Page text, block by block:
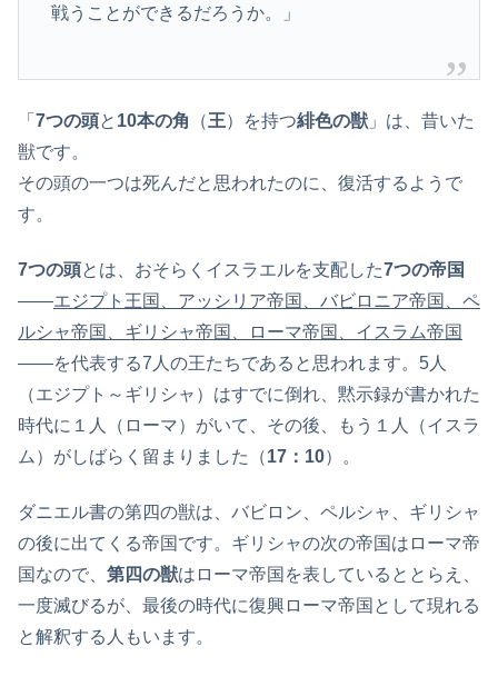
戦うことができるだろうか。」
「 7つの頭と 10本の角 （王）を持つ緋色の獣 」は、昔いた
獣です。
その頭の一つは死んだと思われたのに、復活するようで
す。
7つの頭とは、おそらくイスラエルを支配した7つの帝国
――エジプト王国、アッシリア帝国、バビロニア帝国、ペ
ルシャ帝国、ギリシャ帝国、ローマ帝国、イスラム帝国
――を代表する7人の王たちであると思われます。5人
（エジプト～ギリシャ）はすでに倒れ、黙示録が書かれた
時代に１人（ローマ）がいて、その後、もう１人（イスラ
ム）がしばらく留まりました（17：10）。
ダニエル書の第四の獣は、バビロン、ペルシャ、ギリシャ
の後に出てくる帝国です。ギリシャの次の帝国はローマ帝
国なので、 第四の獣はローマ帝国を表しているととらえ、
一度滅びるが、最後の時代に復興ローマ帝国として現れる
と解釈する人もいます。